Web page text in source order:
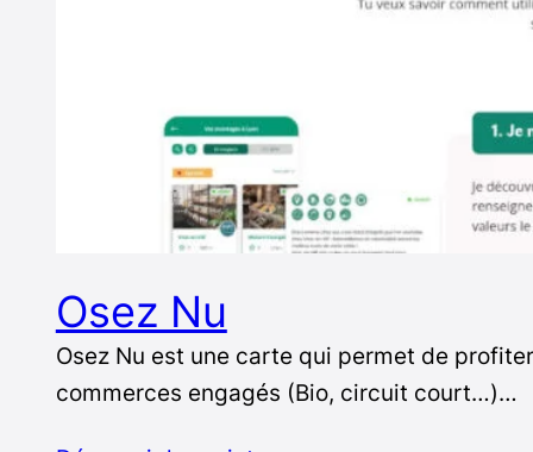
Osez Nu
Osez Nu est une carte qui permet de
commerces engagés (Bio, circuit court…)…